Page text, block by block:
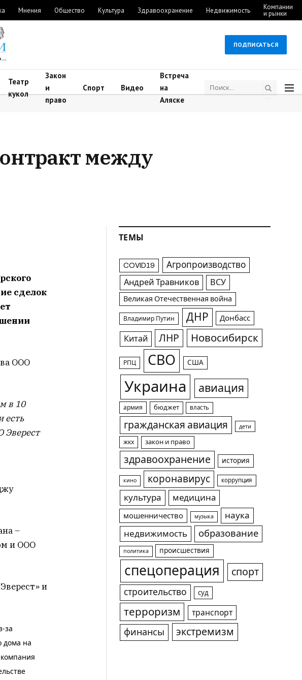
Мнения Общество Культура Здравоохранение Недвижимость Компании
и рынки
ПОДПИСАТЬСЯ
Театр
кукол
Закон
и
право
Спорт Видео
Встреча
на
Аляске
между
сделок
ООО
в 10
есть
Эверест
–
и ООО
и
за
дома на
ТЕМЫ
COVID19 Агропроизводство
Андрей Травников ВСУ
Великая Отечественная война
Владимир Путин ДНР Донбасс
Китай ЛНР Новосибирск
РПЦ СВО США
Украина авиация
армия бюджет власть
гражданская авиация дети
жкх закон и право
здравоохранение история
кино коронавирус коррупция
культура медицина
мошенничество музыка
наука
недвижимость
образование
политика происшествия
спецоперация спорт
строительство суд
терроризм транспорт
финансы экстремизм